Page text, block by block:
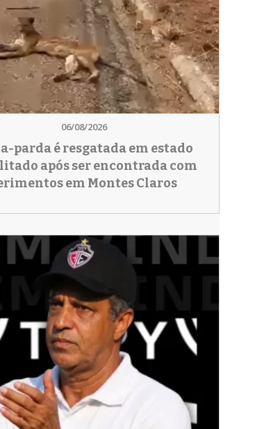
06/08/2026
parda é resgatada em estado
após ser encontrada com
em Montes Claros